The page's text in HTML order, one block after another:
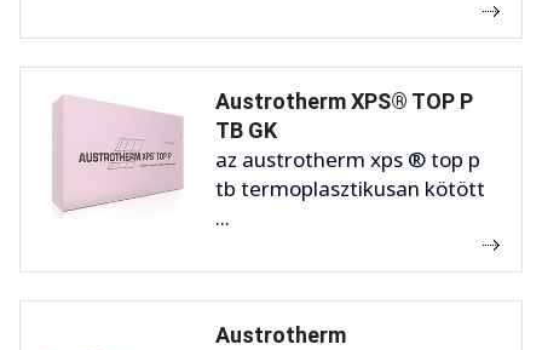
Austrotherm XPS® TOP P
TB GK
az austrotherm xps ® top p
tb termoplasztikusan kötött
...
Austrotherm